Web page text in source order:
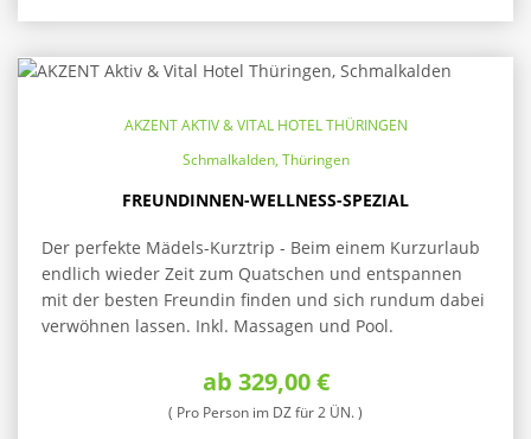
AKZENT AKTIV & VITAL HOTEL THÜRINGEN
Schmalkalden, Thüringen
FREUNDINNEN-WELLNESS-SPEZIAL
Der perfekte Mädels-Kurztrip - Beim einem Kurzurlaub
endlich wieder Zeit zum Quatschen und entspannen
mit der besten Freundin finden und sich rundum dabei
verwöhnen lassen. Inkl. Massagen und Pool.
ab 329,00 €
( Pro Person im DZ für 2 ÜN. )